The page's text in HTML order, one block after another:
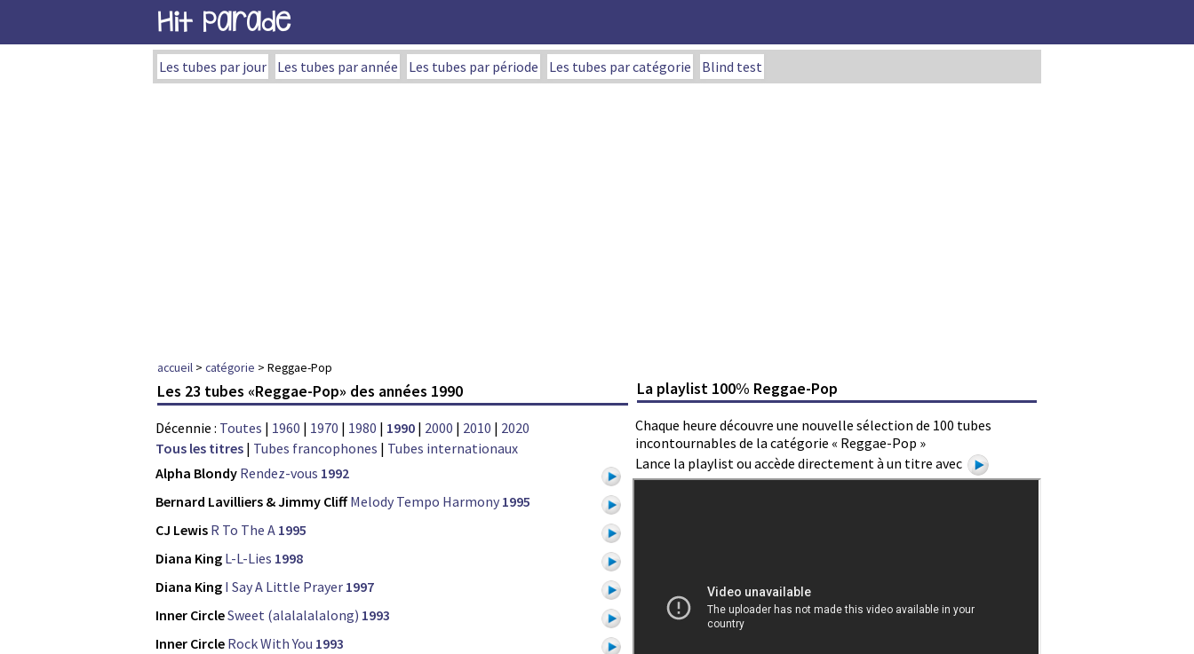
Hit Parade
Les tubes par jour Les tubes par année Les tubes par période Les tubes par catégorie Blind test
accueil > catégorie > Reggae-Pop
La playlist 100% Reggae-Pop
Chaque heure découvre une nouvelle sélection de 100 tubes
incontournables de la catégorie « Reggae-Pop »
Lance la playlist ou accède directement à un titre avec
Les 23 tubes «Reggae-Pop» des années 1990
Décennie : Toutes | 1960 | 1970 | 1980 | 1990 | 2000 | 2010 | 2020
Tous les titres | Tubes francophones | Tubes internationaux
Alpha Blondy Rendez-vous 1992
Bernard Lavilliers & Jimmy Cliff Melody Tempo Harmony 1995
CJ Lewis R To The A 1995
Diana King L-L-Lies 1998
Diana King I Say A Little Prayer 1997
Inner CircleSweet (alalalalalong) 1993
Inner Circle Rock With You 1993